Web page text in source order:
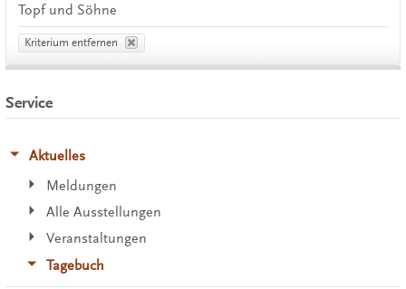
Topf und Söhne
Kriterium entfernen
Service
Aktuelles
Meldungen
Alle Ausstellungen
Veranstaltungen
Tagebuch